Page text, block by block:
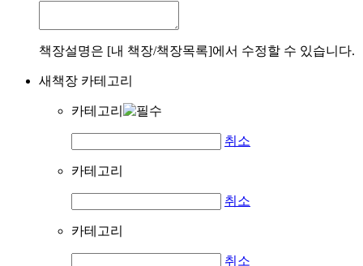
책장설명은 [내 책장/책장목록]에서 수정할 수 있습니다.
새책장 카테고리
카테고리
취소
카테고리
취소
카테고리
취소